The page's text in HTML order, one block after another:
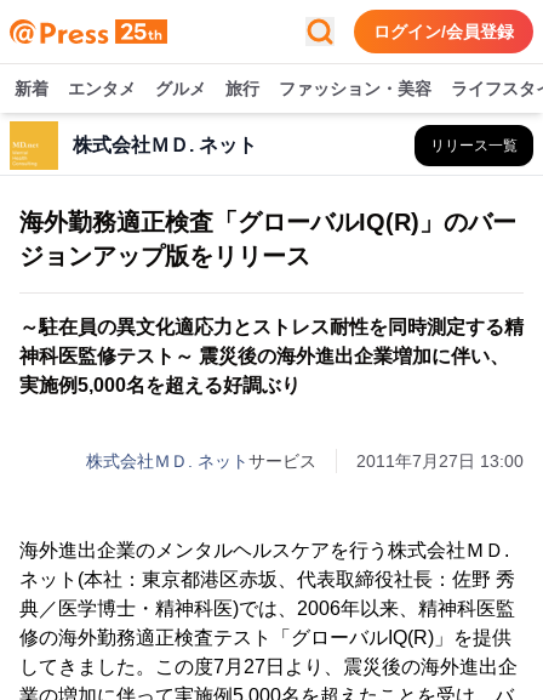
ログイン/会員登録
新着 エンタメ グルメ 旅行 ファッション・美容 ライフスタ
株式会社ＭＤ. ネット リリース一覧
海外勤務適正検査「グローバルIQ(R)」のバー
ジョンアップ版をリリース
～駐在員の異文化適応力とストレス耐性を同時測定する精
神科医監修テスト～ 震災後の海外進出企業増加に伴い、
実施例5,000名を超える好調ぶり
株式会社ＭＤ. ネットサービス 2011年7月27日 13:00
海外進出企業のメンタルヘルスケアを行う株式会社ＭＤ.
ネット(本社：東京都港区赤坂、代表取締役社長：佐野 秀
典／医学博士・精神科医)では、2006年以来、精神科医監
修の海外勤務適正検査テスト「グローバルIQ(R)」を提供
してきました。この度7月27日より、震災後の海外進出企
業の増加に伴って実施例5,000名を超えたことを受け、バ